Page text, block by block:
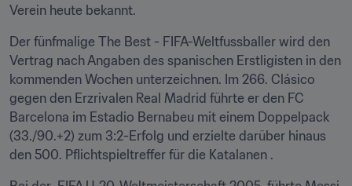
Verein heute bekannt.
Der fünfmalige The Best - FIFA-Weltfussballer wird den
Vertrag nach Angaben des spanischen Erstligisten in den
kommenden Wochen unterzeichnen. Im 266. Clásico
gegen den Erzrivalen Real Madrid führte er den FC
Barcelona im Estadio Bernabeu mit einem Doppelpack
(33./90.+2) zum 3:2-Erfolg und erzielte darüber hinaus
den 500. Pflichtspieltreffer für die Katalanen .